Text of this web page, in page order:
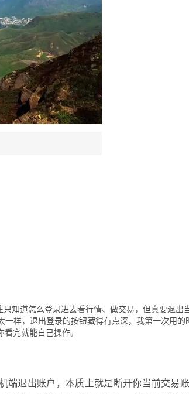
知道怎么登录进去看行情、做交易，但真要退出
样，退出登录的按钮藏得有点深，我第一次用的
完就能自己操作。
端退出账户，本质上就是断开你当前交易